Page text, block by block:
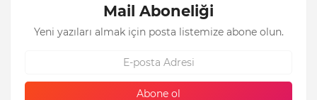
Mail Aboneliği
Yeni yazıları almak için posta listemize abone olun.